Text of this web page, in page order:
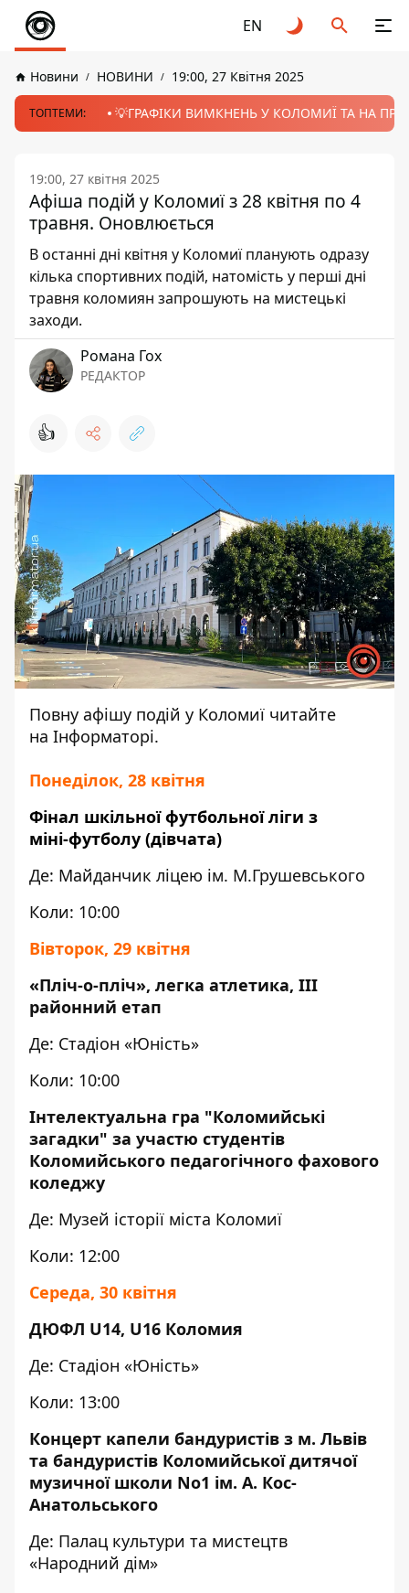
EN
Новини НОВИНИ 19:00, 27 Квітня 2025
ТОПТЕМИ: 💡ГРАФІКИ ВИМКНЕНЬ У КОЛОМИЇ ТА НА
19:00, 27 квітня 2025
Афіша подій у Коломиї з 28 квітня по 4
травня. Оновлюється
В останні дні квітня у Коломиї планують одразу
кілька спортивних подій, натомість у перші дні
травня коломиян запрошують на мистецькі
заходи.
Романа Гох
РЕДАКТОР
👍
Повну афішу подій у Коломиї читайте
на Інформаторі.
Понеділок, 28 квітня
Фінал шкільної футбольної ліги з
міні-футболу (дівчата)
Де: Майданчик ліцею ім. М.Грушевського
Коли: 10:00
Вівторок, 29 квітня
«Пліч-о-пліч», легка атлетика, ІІІ
районний етап
Де: Стадіон «Юність»
Коли: 10:00
Інтелектуальна гра "Коломийські
загадки" за участю студентів
Коломийського педагогічного фахового
коледжу
Де: Музей історії міста Коломиї
Коли: 12:00
Середа, 30 квітня
ДЮФЛ U14, U16 Коломия
Де: Стадіон «Юність»
Коли: 13:00
Концерт капели бандуристів з м. Львів
та бандуристів Коломийської дитячої
музичної школи No1 ім. А. Кос-
Анатольського
Де: Палац культури та мистецтв
«Народний дім»